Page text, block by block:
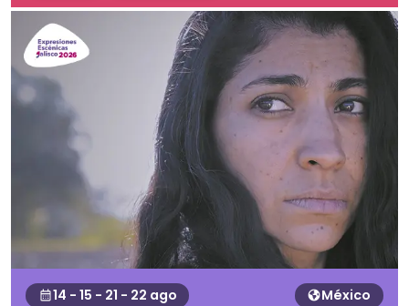
14 - 15 - 21 - 22 ago México